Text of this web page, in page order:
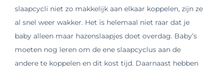
slaapcycli niet zo makkelijk aan elkaar koppelen, zijn ze
al snel weer wakker. Het is helemaal niet raar dat je
baby alleen maar hazenslaapjes doet overdag. Baby’s
moeten nog leren om de ene slaapcyclus aan de
andere te koppelen en dit kost tijd. Daarnaast hebben